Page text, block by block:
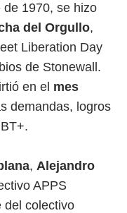
de 1970, se hizo
del Orgullo,
Liberation Day
de Stonewall.
en el mes
demandas, logros
, Alejandro
APPS
del colectivo